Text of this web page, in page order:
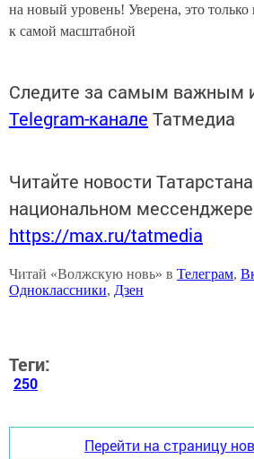
на новый уровень! Уверена, это только
к самой масштабной
Следите за самым важным
Telegram-канале Татмедиа
Читайте новости
национальном
https://max.ru/tatmedia
Читай «Волжскую новь» в Телеграм,
Одноклассники, Дзен
Теги:
250
Перейти на страницу